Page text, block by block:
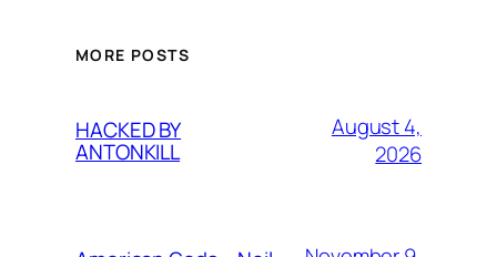
MORE POSTS
HACKED BY
ANTONKILL
August 4,
2026